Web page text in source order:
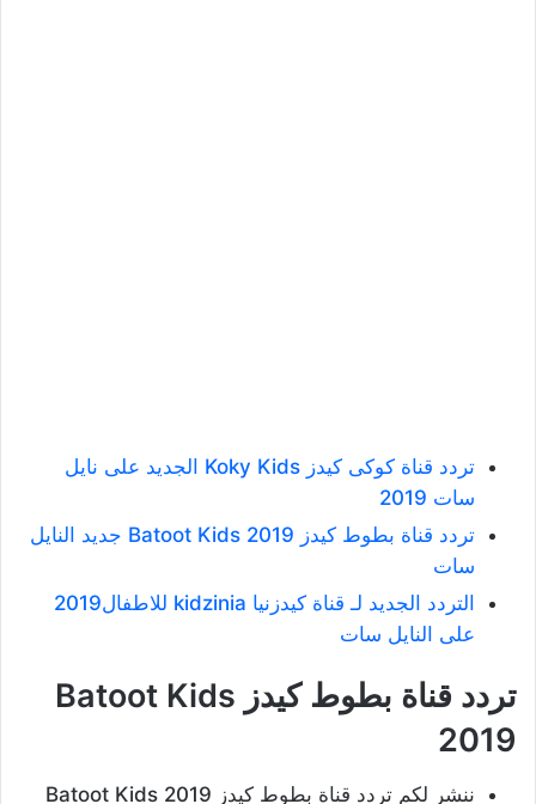
تردد قناة كوكى كيدز Koky Kids الجديد على نايل
سات 2019
تردد قناة بطوط كيدز Batoot Kids 2019 جديد النايل
سات
التردد الجديد لـ قناة كيدزنيا kidzinia للاطفال2019
على النايل سات
تردد قناة بطوط كيدز Batoot Kids
2019
ننشر لكم تردد قناة بطوط كيدز Batoot Kids 2019